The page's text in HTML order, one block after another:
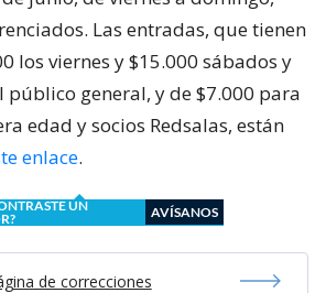
Las entradas, que tienen
los viernes y $15.000 sábados y
general, y de $7.000 para
edad y socios Redsalas, están
enlace.
UN
AVÍSANOS
de correcciones